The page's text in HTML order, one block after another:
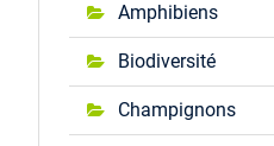
Amphibiens
Biodiversité
Champignons